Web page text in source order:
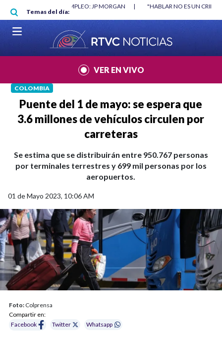
Pasar al contenido principal
Temas del día:
"HABLAR NO ES UN CRIMEN": CARTA DE BETO CORAL | ABELARDO
VER EN VIVO
COLOMBIA
Puente del 1 de mayo: se espera que
3.6 millones de vehículos circulen por
carreteras
Se estima que se distribuirán entre 950.767 personas
por terminales terrestres y 699 mil personas por los
aeropuertos.
01 de Mayo 2023, 10:06 AM
Foto: Colprensa
Compartir en:
Facebook
Twitter Whatsapp